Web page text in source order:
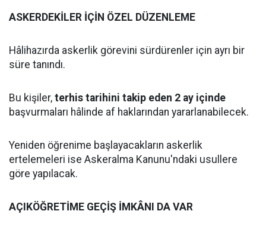
ASKERDEKİLER İÇİN ÖZEL DÜZENLEME
Hâlihazırda askerlik görevini sürdürenler için ayrı bir
süre tanındı.
Bu kişiler, terhis tarihini takip eden 2 ay içinde
başvurmaları hâlinde af haklarından yararlanabilecek.
Yeniden öğrenime başlayacakların askerlik
ertelemeleri ise Askeralma Kanunu'ndaki usullere
göre yapılacak.
AÇIKÖĞRETİME GEÇİŞ İMKÂNI DA VAR